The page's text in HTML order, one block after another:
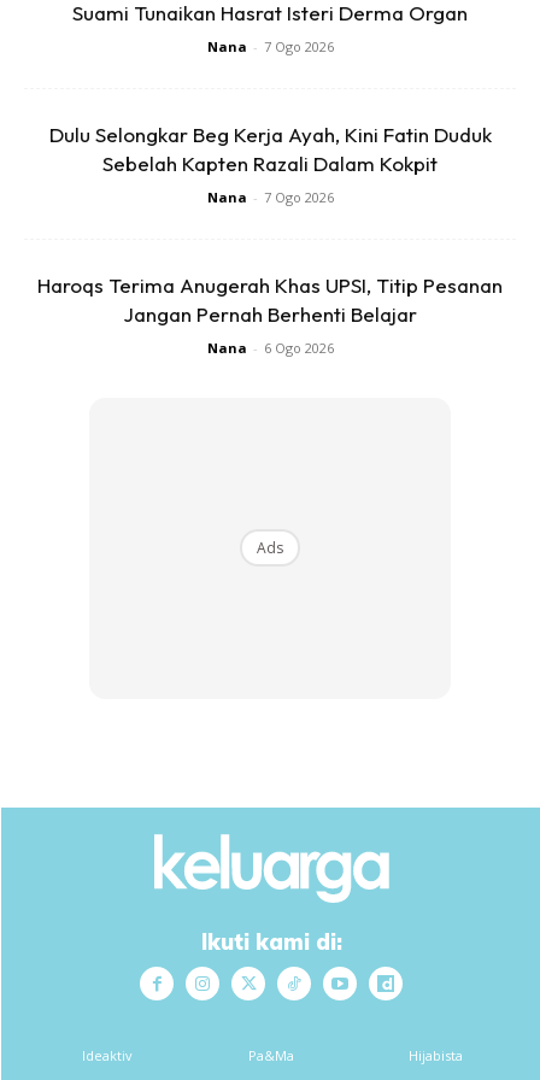
bencana tanah runtuh boleh terjadi di kawasan mereka.
Musim hujan yang biasanya dinanti-nantikan untuk
Pasukan penyelamat kini masih menjalankan siasatan lanjut
untuk mengenal pasti punca tanah runtuh. Penduduk sekitar
Suami Tunaikan Hasrat Isteri Derma Organ
Nana - 7 Ogo 2026
Dulu Selongkar Beg Kerja Ayah, Kini Fatin Duduk
Sebelah Kapten Razali Dalam Kokpit
Nana - 7 Ogo 2026
Haroqs Terima Anugerah Khas UPSI, Titip Pesanan
Jangan Pernah Berhenti Belajar
Nana - 6 Ogo 2026
Ads
Ikuti kami di:
Ideaktiv Pa&Ma Hijabista